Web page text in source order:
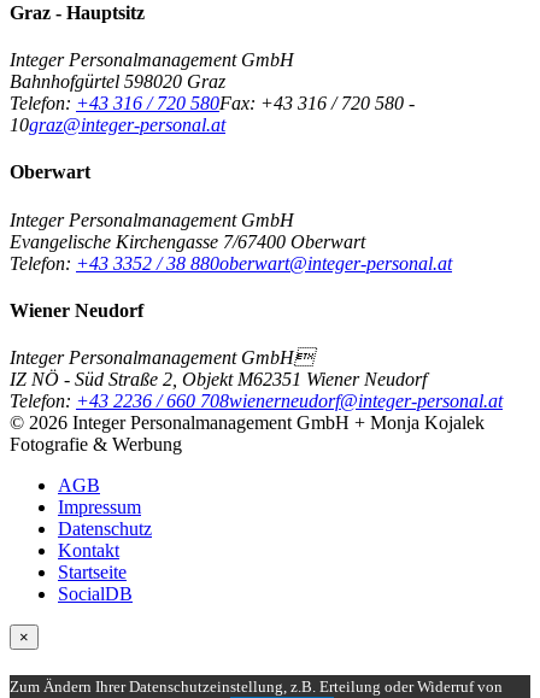
Graz - Hauptsitz
Integer Personalmanagement GmbH
Bahnhofgürtel 598020 Graz
Telefon: +43 316 / 720 580Fax: +43 316 / 720 580 -
10graz@integer-personal.at
Oberwart
Integer Personalmanagement GmbH
Evangelische Kirchengasse 7/67400 Oberwart
Telefon: +43 3352 / 38 880oberwart@integer-personal.at
Wiener Neudorf
Integer Personalmanagement GmbH
IZ NÖ - Süd Straße 2, Objekt M62351 Wiener Neudorf
Telefon: +43 2236 / 660 708wienerneudorf@integer-personal.at
© 2026 Integer Personalmanagement GmbH + Monja Kojalek
Fotografie & Werbung
AGB
Impressum
Datenschutz
Kontakt
Startseite
SocialDB
×
Zum Ändern Ihrer Datenschutzeinstellung, z.B. Erteilung oder Widerruf von